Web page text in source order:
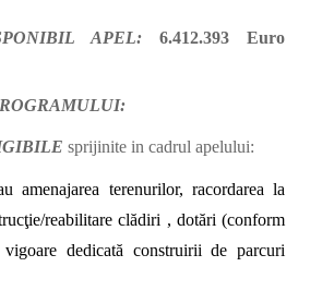
APEL: 6.412.393 Euro
sprijinite in cadrul apelului:
amenajarea terenurilor, racordarea la
reabilitare clădiri , dotări (conform
dedicată construirii de parcuri